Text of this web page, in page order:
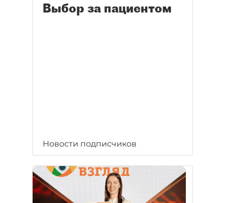
Выбор за пациентом
Новости подписчиков